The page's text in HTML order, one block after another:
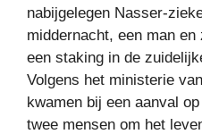
nabijgelegen Nasser-
middernacht, een man
een staking in de
Volgens het ministerie
kwamen bij een aanval
twee mensen om het